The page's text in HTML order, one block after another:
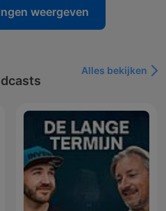
weergeven
Alles bekijken